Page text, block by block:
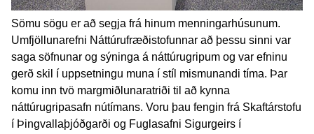
Sömu sögu er að segja frá hinum menningarhúsunum.
Umfjöllunarefni Náttúrufræðistofunnar að þessu sinni var
saga söfnunar og sýninga á náttúrugripum og var efninu
gerð skil í uppsetningu muna í stíl mismunandi tíma. Þar
komu inn tvö margmiðlunaratriði til að kynna
náttúrugripasafn nútímans. Voru þau fengin frá Skaftárstofu
í Þingvallaþjóðgarði og Fuglasafni Sigurgeirs í